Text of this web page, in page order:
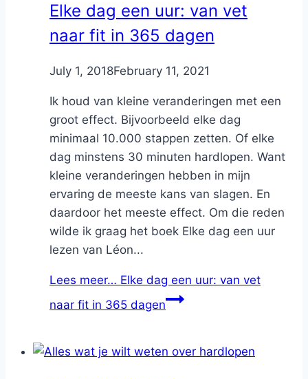
Elke dag een uur: van vet
naar fit in 365 dagen
ByNicole
July 1, 2018February 11, 2021
Ik houd van kleine veranderingen met een
groot effect. Bijvoorbeeld elke dag
minimaal 10.000 stappen zetten. Of elke
dag minstens 30 minuten hardlopen. Want
kleine veranderingen hebben in mijn
ervaring de meeste kans van slagen. En
daardoor het meeste effect. Om die reden
wilde ik graag het boek Elke dag een uur
lezen van Léon...
Lees meer… Elke dag een uur: van vet
naar fit in 365 dagen